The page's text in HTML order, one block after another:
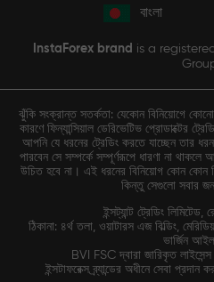
বাংলা
InstaForex brand is a
ঝুঁকি সংক্রান্ত সতর্কতা: যেকোন বিনিয়োগে
কারণে ফিন্যান্সিয়াল ডেরিভেটিভ প্রোডাক্টের
আপনি যে ধরনের ট্রেডিং করতে যাচ্ছেন তার
পারবেন সে সম্পর্কে সম্পূর্ণরূপে ধারণা না থাকলে
উচিত হবে না। এই ধরনের বিনিয়োগ কোন কোন
কিন্তু সেগুলো সবার
ইন্সট্যান্ট ট্রেডিং
ঠিকানা: ৪র্থ তলা, ওয়াটারস এজ বিল্ডিং,
ভার্জিন
BVI FSC দ্বারা জারিকৃত
ইন্সটাফরেক্স ব্র্যান্ডের অধীনে সেবা প্রদান